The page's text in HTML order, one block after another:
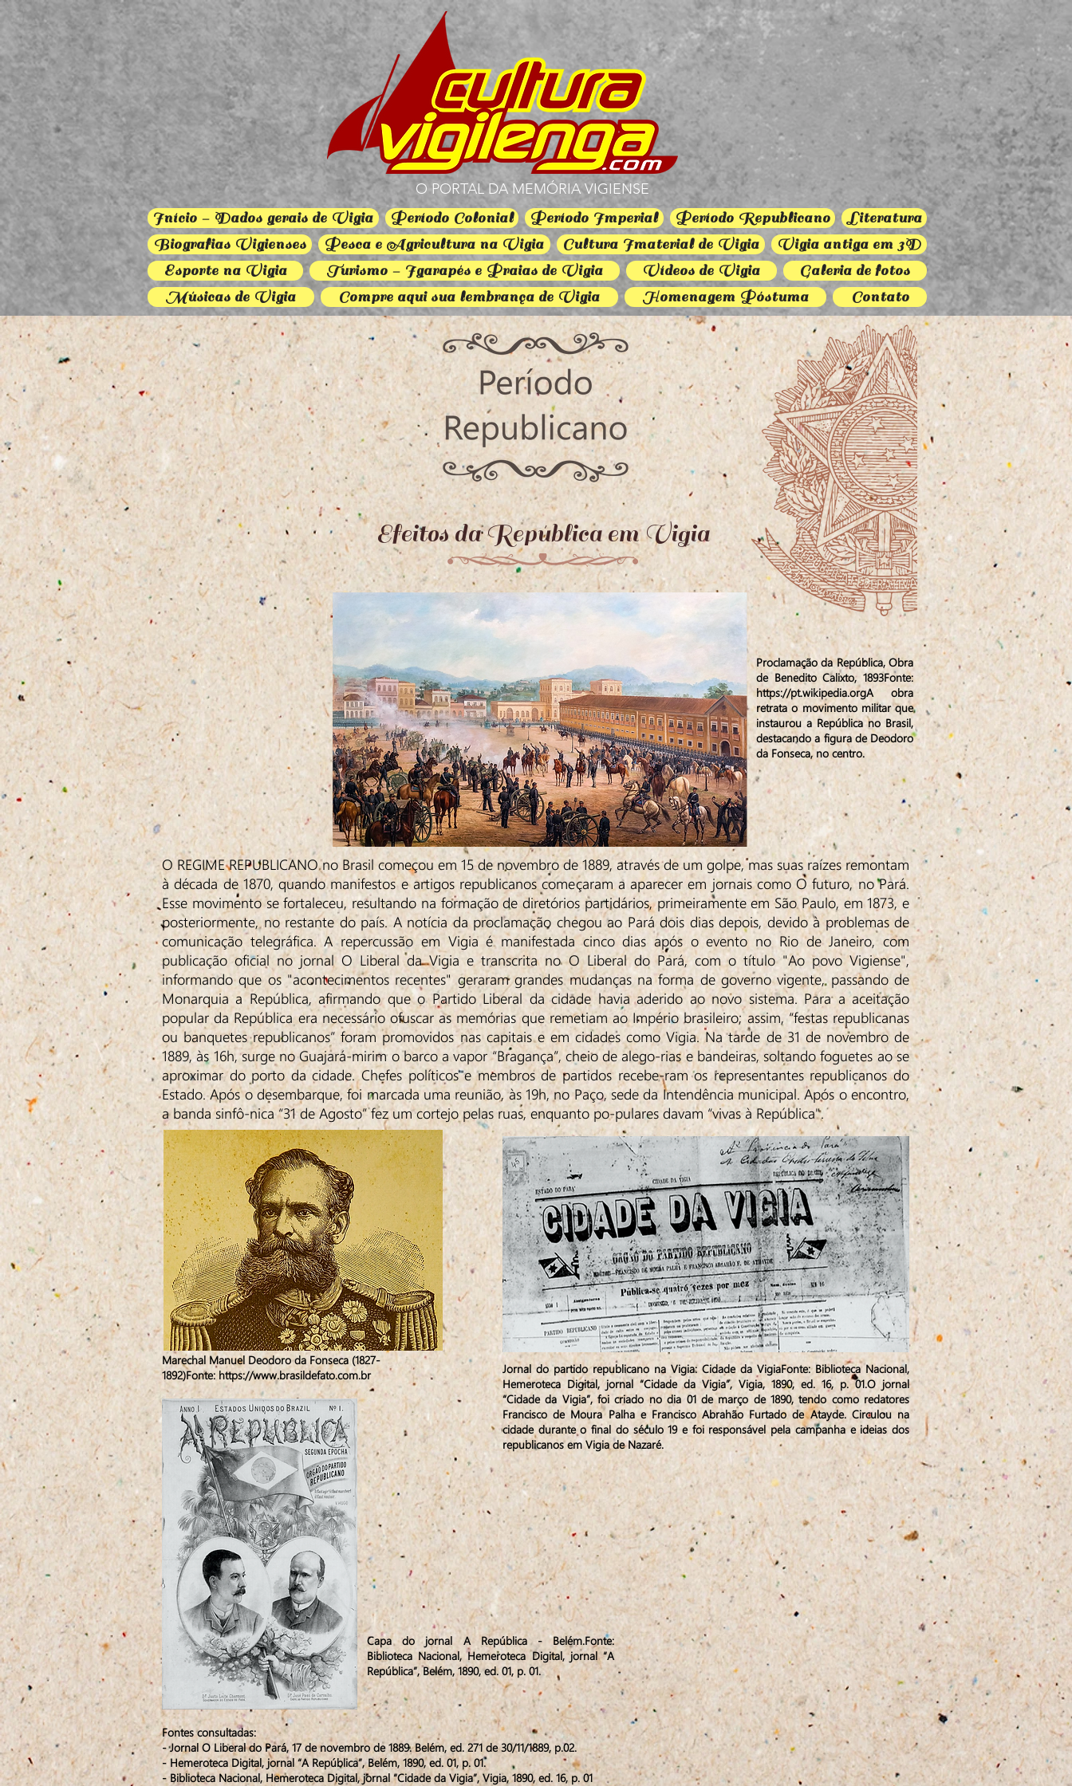
O PORTAL DA MEMÓRIA VIGIENSE
Início - Dados gerais de Vigia Período Colonial Período Imperial Período Republicano
Literatura
Biografias Vigienses
Pesca e Agricultura na Vigia Cultura Imaterial de Vigia
Vigia antiga em 3D
Esporte na Vigia
Turismo - Igarapés e Praias de Vigia Vídeos de Vigia
Galeria de fotos
Músicas de Vigia
Compre aqui sua lembrança de Vigia Homenagem Póstuma Contato
Efeitos da República em Vigia
Proclamação da República, Obra
de Benedito Calixto, 1893Fonte:
https://pt.wikipedia.orgAobra
retrata o movimento militar que
instaurou a República no Brasil,
destacando a figura de Deodoro
da Fonseca, no centro.
O REGIME REPUBLICANO no Brasil começou em 15 de novembro de 1889, através de um golpe, mas suas raízes remontam
à década de 1870, quando manifestos e artigos republicanos começaram a aparecer em jornais como O futuro, no Pará.
Esse movimento se fortaleceu, resultando na formação de diretórios partidários, primeiramente em São Paulo, em 1873, e
posteriormente, no restante do país. A notícia da proclamação chegou ao Pará dois dias depois, devido à problemas de
comunicação telegráfica. A repercussão em Vigia é manifestada cinco dias após o evento no Rio de Janeiro, com
publicação oficial no jornal O Liberal da Vigia e transcrita no O Liberal do Pará, com o título "Ao povo Vigiense",
informando que os "acontecimentos recentes" geraram grandes mudanças na forma de governo vigente, passando de
Monarquia a República, afirmando que o Partido Liberal da cidade havia aderido ao novo sistema. Para a aceitação
popular da República era necessário ofuscar as memórias que remetiam ao Império brasileiro; assim, “festas republicanas
ou banquetes republicanos” foram promovidos nas capitais e em cidades como Vigia. Na tarde de 31 de novembro de
1889, às 16h, surge no Guajará-mirim o barco a vapor “Bragança”, cheio de alego-rias e bandeiras, soltando foguetes ao se
aproximar do porto da cidade. Chefes políticos e membros de partidos recebe-ram os representantes republicanos do
Estado. Após o desembarque, foi marcada uma reunião, às 19h, no Paço, sede da Intendência municipal. Após o encontro,
a banda sinfô-nica “31 de Agosto” fez um cortejo pelas ruas, enquanto po-pulares davam “vivas à República".
Capa do jornal A República - Belém.Fonte:
Biblioteca Nacional, Hemeroteca Digital, jornal “A
República”, Belém, 1890, ed. 01, p. 01.
Marechal Manuel Deodoro da Fonseca (1827-
1892)Fonte:https://www.brasildefato.com.br
Jornal do partido republicano na Vigia: Cidade da VigiaFonte: Biblioteca Nacional,
Hemeroteca Digital, jornal “Cidade da Vigia”, Vigia, 1890, ed. 16, p. 01.O jornal
“Cidade da Vigia”, foi criado no dia 01 de março de 1890, tendo como redatores
Francisco de Moura Palha e Francisco Abrahão Furtado de Atayde. Circulou na
cidade durante o final do século 19 e foi responsável pela campanha e ideias dos
republicanos em Vigia de Nazaré.
Fontes consultadas:
- Jornal O Liberal do Pará, 17 de novembro de 1889. Belém, ed. 271 de 30/11/1889, p.02.
- Hemeroteca Digital, jornal “A República”, Belém, 1890, ed. 01, p. 01.
- Biblioteca Nacional, Hemeroteca Digital, jornal “Cidade da Vigia”, Vigia, 1890, ed. 16, p. 01